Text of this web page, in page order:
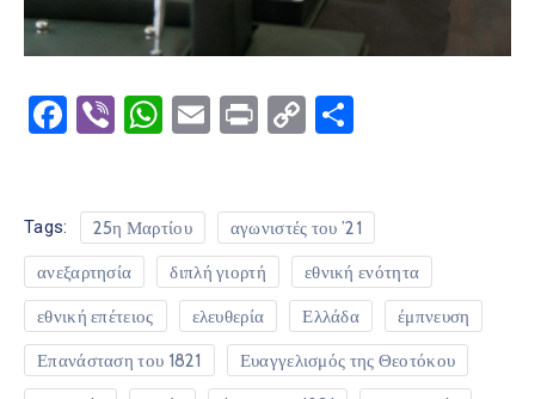
Facebook
ViberWhatsApp
EmailPrintCopy
Tags: 25η Μαρτίου αγωνιστές του ’21
ανεξαρτησία διπλή γιορτή εθνική ενότητα
εθνική επέτειος ελευθερία Ελλάδα έμπνευση
Επανάσταση του 1821 Ευαγγελισμός της Θεοτόκου